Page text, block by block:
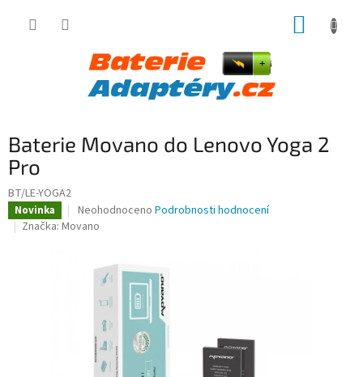
Baterie Movano do Lenovo Yoga 2
Pro
BT/LE-YOGA2
Novinka
Průměrné
hodnocení
hvězdiček.
Neohodnoceno Podrobnosti hodnocení
Značka: Movano